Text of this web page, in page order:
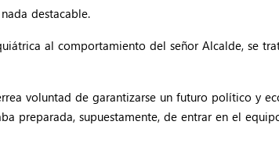
destacable.
al comportamiento del señor Alcalde, se
voluntad de garantizarse un futuro político y
preparada, supuestamente, de entrar en el